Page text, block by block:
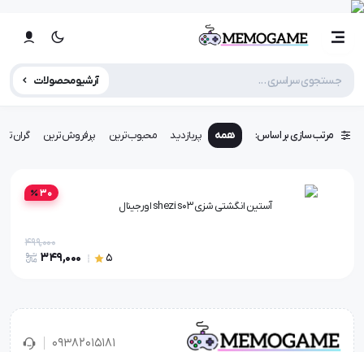
آرشیو محصولات
مرتب سازی بر اساس: همه پربازدید محبوب‌ترین پرفروش‌ترین
آستین انگشتی شزی shezi s03 اورجینال
5
499,000
349,000
30
۰۹۳۸۲۰۱۵۱۸۱